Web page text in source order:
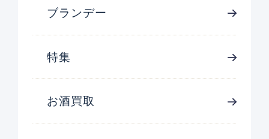
ブランデー
特集
お酒買取